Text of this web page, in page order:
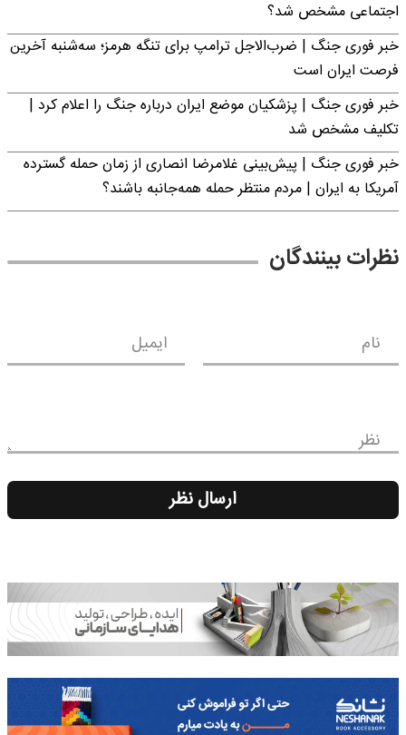
اجتماعی مشخص شد؟
خبر فوری جنگ | ضرب‌الاجل ترامپ برای تنگه هرمز؛ سه‌شنبه آخرین
فرصت ایران است
خبر فوری جنگ | پزشکیان موضع ایران درباره جنگ را اعلام کرد |
تکلیف مشخص شد
خبر فوری جنگ | پیش‌بینی غلامرضا انصاری از زمان حمله گسترده
آمریکا به ایران | مردم منتظر حمله همه‌جانبه باشند؟
نظرات بینندگان
نام ایمیل
نظر
ارسال نظر